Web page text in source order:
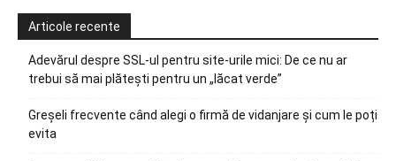
Articole recente
Adevărul despre SSL-ul pentru site-urile mici: De ce nu ar
trebui să mai plătești pentru un „lăcat verde”
Greșeli frecvente când alegi o firmă de vidanjare și cum le poți
evita